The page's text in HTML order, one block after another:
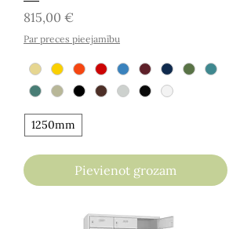
Cena
815,00 €
Par preces pieejamību
1250mm
Pievienot grozam